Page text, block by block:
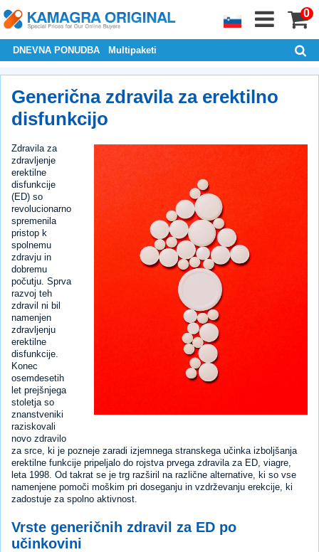
0
DNEVNA PONUDBA Multipaketi
Generična zdravila za erektilno
disfunkcijo
Zdravila za
zdravljenje
erektilne
disfunkcije
(ED) so
revolucionarno
spremenila
pristop k
spolnemu
zdravju in
dobremu
počutju. Sprva
razvoj teh
zdravil ni bil
namenjen
zdravljenju
erektilne
disfunkcije.
Konec
osemdesetih
let prejšnjega
stoletja so
znanstveniki
raziskovali
novo zdravilo
za srce, ki je pozneje zaradi izjemnega stranskega učinka izboljšanja
erektilne funkcije pripeljalo do rojstva prvega zdravila za ED, viagre,
leta 1998. Od takrat se je trg razširil na različne alternative, ki so vse
namenjene pomoči moškim pri doseganju in vzdrževanju erekcije, ki
zadostuje za spolno aktivnost.
Vrste generičnih zdravil za ED po
učinkovini